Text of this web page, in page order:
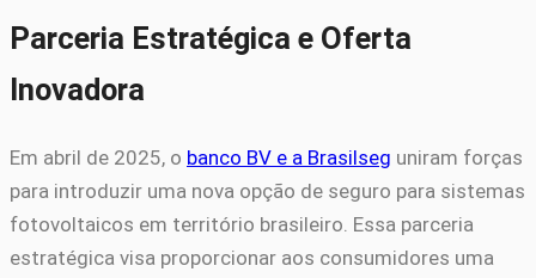
Parceria Estratégica e Oferta
Inovadora
Em abril de 2025, o banco BV e a Brasilseg uniram forças
para introduzir uma nova opção de seguro para sistemas
fotovoltaicos em território brasileiro. Essa parceria
estratégica visa proporcionar aos consumidores uma